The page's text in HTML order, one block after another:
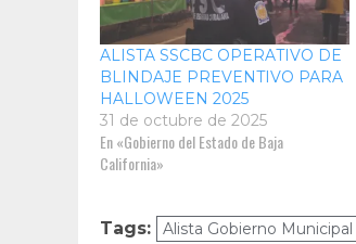
ALISTA SSCBC OPERATIVO DE
BLINDAJE PREVENTIVO PARA
HALLOWEEN 2025
31 de octubre de 2025
En «Gobierno del Estado de Baja
California»
Tags: Alista Gobierno